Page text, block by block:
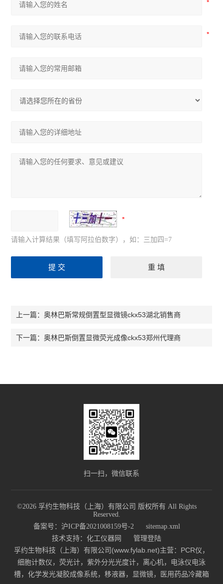
生物显微镜
倒置显微镜
请输入计算结果（填写阿拉伯数字），如：三加四=7
上一篇：奥林巴斯常规倒置型显微镜ckx53湖北销售商
下一篇：奥林巴斯倒置显微荧光成像ckx53郑州代理商
扫一扫，微信联系
©2026 孚约生物科技（上海）有限公司 版权所有 All Rights
Reserved.
备案号：沪ICP备2021008159号-2
sitemap.xml
技术支持： 化工仪器网 管理登陆
孚约生物科技（上海）有限公司(www.fylab.net)主营：PCR仪，
细胞计数仪，荧光计，紫外分光光度计，离心机，电泳仪电泳
槽，化学发光凝胶成像系统，移液器，显微镜，医用药品冷藏箱